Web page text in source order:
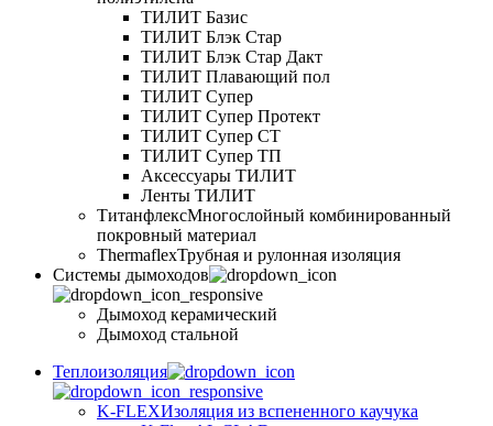
ТИЛИТ Базис
ТИЛИТ Блэк Стар
ТИЛИТ Блэк Стар Дакт
ТИЛИТ Плавающий пол
ТИЛИТ Супер
ТИЛИТ Супер Протект
ТИЛИТ Супер СТ
ТИЛИТ Супер ТП
Аксессуары ТИЛИТ
Ленты ТИЛИТ
ТитанфлексМногослойный комбинированный
покровный материал
ThermaflexТрубная и рулонная изоляция
Cистемы дымоходов
Дымоход керамический
Дымоход стальной
Теплоизоляция
K-FLEXИзоляция из вспененного каучука